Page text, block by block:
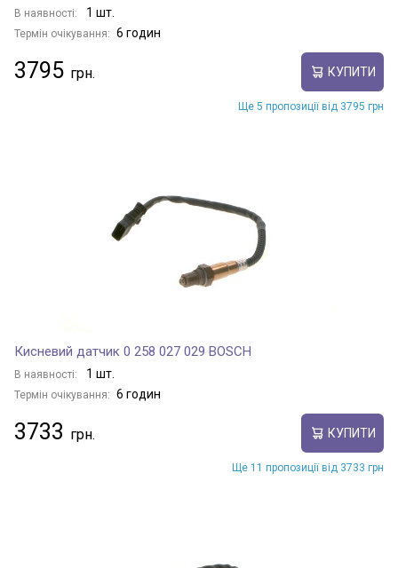
В наявності: 1 шт.
Термін очікування: 6 годин
3795 КУПИТИ
Ще 5 пропозиції від 3795 грн
Кисневий датчик 0 258 027 029 BOSCH
В наявності: 1 шт.
Термін очікування: 6 годин
3733 КУПИТИ
Ще 11 пропозиції від 3733 грн